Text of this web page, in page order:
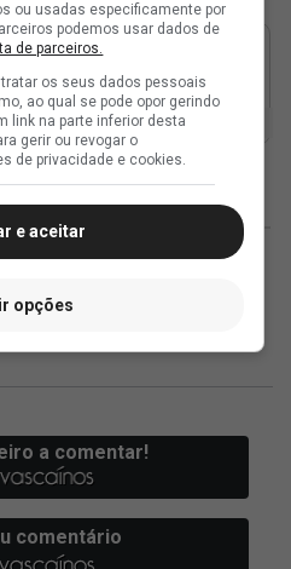
ou usadas especificamente por
podemos usar dados de
de parceiros.
os seus dados pessoais
ao qual se pode opor gerindo
link na parte inferior desta
gerir ou revogar o
de privacidade e cookies.
e aceitar
opções